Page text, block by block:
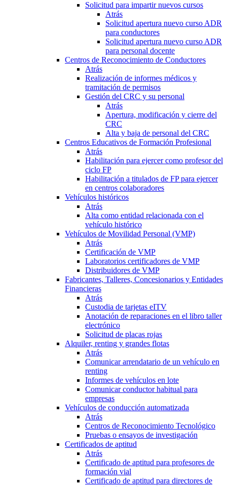
Solicitud para impartir nuevos cursos
Atrás
Solicitud apertura nuevo curso ADR
para conductores
Solicitud apertura nuevo curso ADR
para personal docente
Centros de Reconocimiento de Conductores
Atrás
Realización de informes médicos y
tramitación de permisos
Gestión del CRC y su personal
Atrás
Apertura, modificación y cierre del
CRC
Alta y baja de personal del CRC
Centros Educativos de Formación Profesional
Atrás
Habilitación para ejercer como profesor del
ciclo FP
Habilitación a titulados de FP para ejercer
en centros colaboradores
Vehículos históricos
Atrás
Alta como entidad relacionada con el
vehículo histórico
Vehículos de Movilidad Personal (VMP)
Atrás
Certificación de VMP
Laboratorios certificadores de VMP
Distribuidores de VMP
Fabricantes, Talleres, Concesionarios y Entidades
Financieras
Atrás
Custodia de tarjetas eITV
Anotación de reparaciones en el libro taller
electrónico
Solicitud de placas rojas
Alquiler, renting y grandes flotas
Atrás
Comunicar arrendatario de un vehículo en
renting
Informes de vehículos en lote
Comunicar conductor habitual para
empresas
Vehículos de conducción automatizada
Atrás
Centros de Reconocimiento Tecnológico
Pruebas o ensayos de investigación
Certificados de aptitud
Atrás
Certificado de aptitud para profesores de
formación vial
Certificado de aptitud para directores de